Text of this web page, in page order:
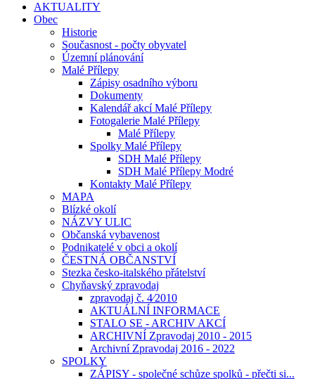
AKTUALITY
Obec
Historie
Současnost - počty obyvatel
Územní plánování
Malé Přílepy
Zápisy osadního výboru
Dokumenty
Kalendář akcí Malé Přílepy
Fotogalerie Malé Přílepy
Malé Přílepy
Spolky Malé Přílepy
SDH Malé Přílepy
SDH Malé Přílepy Modré
Kontakty Malé Přílepy
MAPA
Blízké okolí
NÁZVY ULIC
Občanská vybavenost
Podnikatelé v obci a okolí
ČESTNÁ OBČANSTVÍ
Stezka česko-italského přátelství
Chyňavský zpravodaj
zpravodaj č. 4⁄2010
AKTUÁLNÍ INFORMACE
STALO SE - ARCHIV AKCÍ
ARCHIVNÍ Zpravodaj 2010 - 2015
Archivní Zpravodaj 2016 - 2022
SPOLKY
ZÁPISY - společné schůze spolků - přečti si...